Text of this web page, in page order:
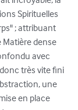
Spirituelles
; attribuant
dense
avec
très vite fini
une
en place